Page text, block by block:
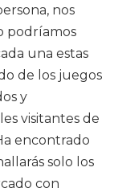
nos
podríamos
una estas
de los juegos
y
visitantes de
encontrado
solo los
con